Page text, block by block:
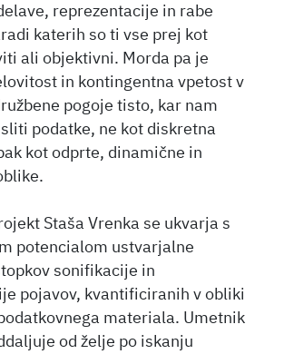
reprezentacije in rabe
katerih so ti vse prej kot
ali objektivni. Morda pa je
in kontingentna vpetost v
pogoje tisto, kar nam
podatke, ne kot diskretna
kot odprte, dinamične in
Staša Vrenka se ukvarja s
potencialom ustvarjalne
sonifikacije in
pojavov, kvantificiranih v obliki
materiala. Umetnik
od želje po iskanju